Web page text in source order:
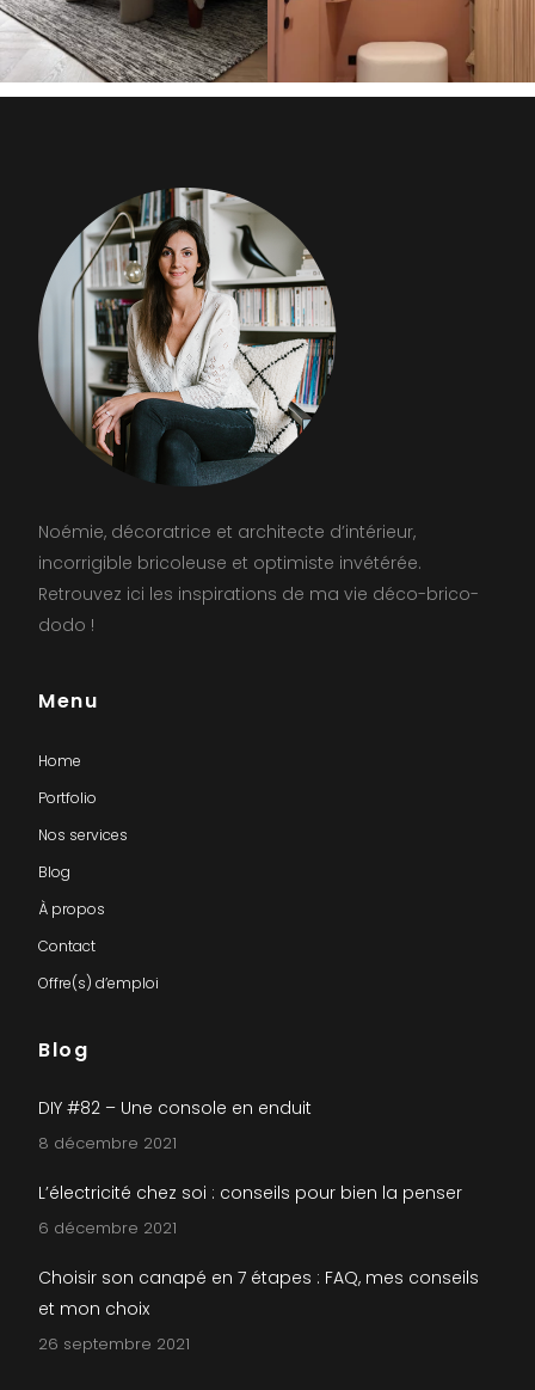
Noémie, décoratrice et architecte d’intérieur,
incorrigible bricoleuse et optimiste invétérée.
Retrouvez ici les inspirations de ma vie déco-brico-
dodo !
Menu
Home
Portfolio
Nos services
Blog
À propos
Contact
Offre(s) d’emploi
Blog
DIY #82 – Une console en enduit
8 décembre 2021
L’électricité chez soi : conseils pour bien la penser
6 décembre 2021
Choisir son canapé en 7 étapes : FAQ, mes conseils
et mon choix
26 septembre 2021